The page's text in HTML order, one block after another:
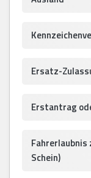
Ersatz-
Erstantrag
Schein)